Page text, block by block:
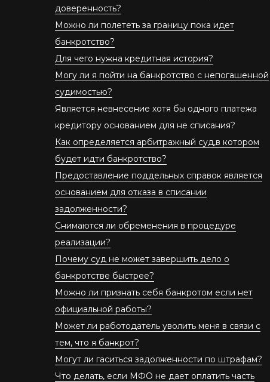
доверенность?
Можно ли полететь за границу пока идет
банкротство?
Для чего нужна кредитная история?
Могу ли я пойти на банкротство с непогашенной
судимостью?
Является невнесение хотя бы одного платежа
кредитору основанием для не списания?
Как определяется арбитражный суд,в котором
будет идти банкротство?
Предоставление поддельных справок является
основанием для отказа в списании
задолженности?
Снимаются ли обременения в процедуре
реализации?
Почему суд не может завершить дело о
банкротстве быстрее?
Можно ли признать себя банкротом если нет
официальной работы?
Может ли работодатель уволить меня в связи с
тем, что я банкрот?
Могут ли гаситься задолженности по штрафам?
Что делать, если МФО не дает оплатить часть